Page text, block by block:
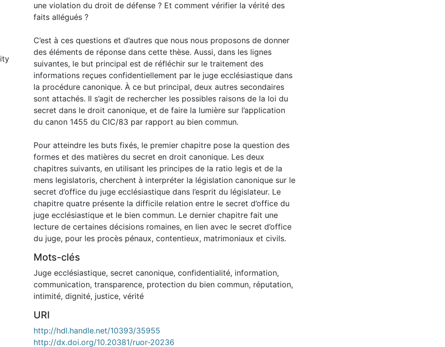
une violation du droit de défense ? Et comment vérifier la vérité des
faits allégués ?
C’est à ces questions et d’autres que nous nous proposons de donner
des éléments de réponse dans cette thèse. Aussi, dans les lignes
suivantes, le but principal est de réfléchir sur le traitement des
informations reçues confidentiellement par le juge ecclésiastique dans
la procédure canonique. À ce but principal, deux autres secondaires
sont attachés. Il s’agit de rechercher les possibles raisons de la loi du
secret dans le droit canonique, et de faire la lumière sur l’application
du canon 1455 du CIC/83 par rapport au bien commun.
Pour atteindre les buts fixés, le premier chapitre pose la question des
formes et des matières du secret en droit canonique. Les deux
chapitres suivants, en utilisant les principes de la ratio legis et de la
mens legislatoris, cherchent à interpréter la législation canonique sur le
secret d’office du juge ecclésiastique dans l’esprit du législateur. Le
chapitre quatre présente la difficile relation entre le secret d’office du
juge ecclésiastique et le bien commun. Le dernier chapitre fait une
lecture de certaines décisions romaines, en lien avec le secret d’office
du juge, pour les procès pénaux, contentieux, matrimoniaux et civils.
Mots-clés
Juge ecclésiastique, secret canonique, confidentialité, information,
communication, transparence, protection du bien commun, réputation,
intimité, dignité, justice, vérité
URI
http://hdl.handle.net/10393/35955
http://dx.doi.org/10.20381/ruor-20236